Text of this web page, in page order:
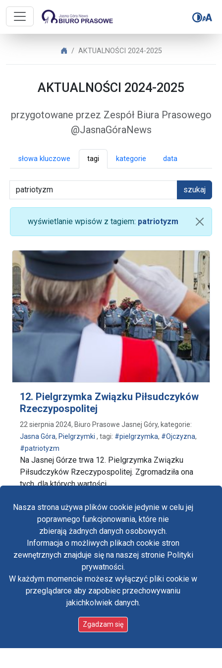
Nasza strona używa plików cookie jedynie w celu jej
poprawnego funkcjonowania, które nie
zbierają żadnych danych osobowych.
Informacja o możliwych plikach cookie stron
zewnętrznych znajduje się na naszej stronie Polityki
prywatności.
W każdym momencie możesz wyłączyć pliki cookie w
przeglądarce aby zapobiec przechowywaniu
jakichkolwiek danych.
Zgadzam się
Biuro Prasowe Jasnej Góry –
Biuro Prasowe Jasnej Góry
AKTUALNOŚCI 2024-2025
AKTUALNOŚCI 2024-2025
przygotowane przez Zespół Biura Prasowego
@JasnaGóraNews
słowa kluczowe tagi kategorie data
szukaj
wyświetlanie wpisów z tagiem: patriotyzm
12. Pielgrzymka Związku Piłsudczyków
Rzeczypospolitej
22 sierpnia 2024, Biuro Prasowe Jasnej Góry, kategorie:
Jasna Góra, Pielgrzymki , tagi: #pielgrzymka, #Ojczyzna,
#patriotyzm
Na Jasnej Górze trwa 12. Pielgrzymka Związku
Piłsudczyków Rzeczypospolitej. Zgromadziła ona
tych, dla których wartości …
czytaj dalej… wpis 12. Pielgrzymka Związku Piłsudczyków
Polityka prywatności
Oświadczenie o dostępności
Standardy ochrony małoletnich w klasztorze OO.